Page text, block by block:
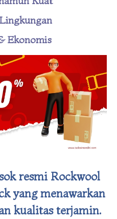
Ekonomis
resmi Rockwool
yang menawarkan
kualitas terjamin.